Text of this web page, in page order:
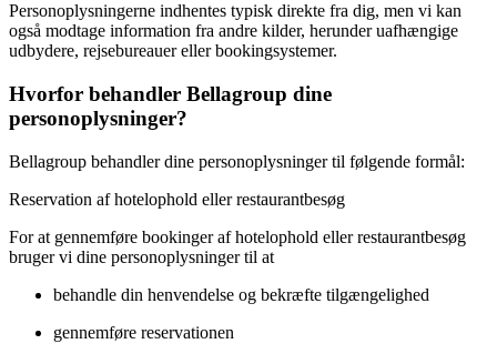
Personoplysningerne indhentes typisk direkte fra dig, men vi kan
også modtage information fra andre kilder, herunder uafhængige
udbydere, rejsebureauer eller bookingsystemer.
Hvorfor behandler Bellagroup dine
personoplysninger?
Bellagroup behandler dine personoplysninger til følgende formål:
Reservation af hotelophold eller restaurantbesøg
For at gennemføre bookinger af hotelophold eller restaurantbesøg
bruger vi dine personoplysninger til at
behandle din henvendelse og bekræfte tilgængelighed
gennemføre reservationen